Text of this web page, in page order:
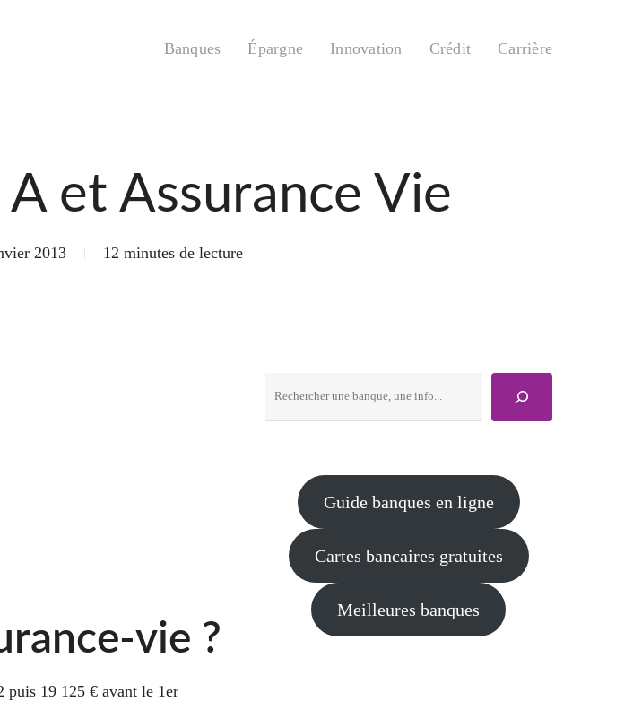
Banques Épargne Innovation Crédit Carrière
et Assurance Vie
2013 12 minutes de lecture
vie ?
puis 19 125 € avant le 1er
Guide banques en ligne
Cartes bancaires gratuites
Meilleures banques